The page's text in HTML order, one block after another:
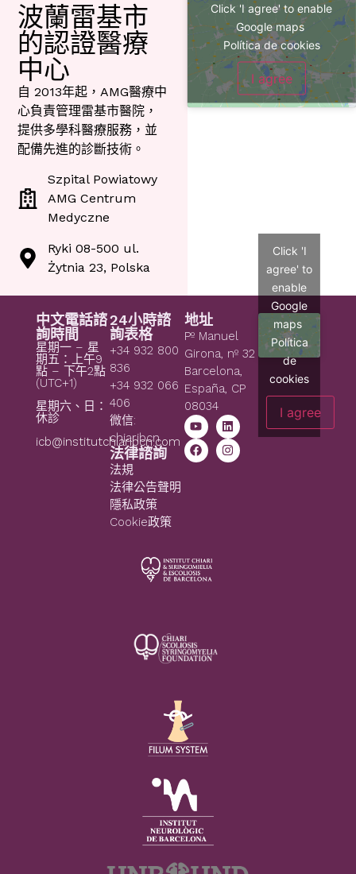
波蘭雷基市
的認證醫療
中心
自 2013年起，AMG醫療中
心負責管理雷基市醫院，
提供多學科醫療服務，並
配備先進的診斷技術。
Szpital Powiatowy
AMG Centrum
Medyczne
Ryki 08-500 ul.
Żytnia 23, Polska
Click 'I agree' to enable
Google maps
Política de cookies
I agree
中文電話諮
詢時間
星期一 – 星
期五：上午9
點 – 下午2點
(UTC+1)
星期六、日：
休診
icb@institutchiaribcn.com
24小時諮
詢表格
+34 932 800
836
+34 932 066
406
微信:
chiaribcn
法律諮詢
法規
法律公告聲明
隱私政策
Cookie政策
地址
Pº Manuel
Girona, nº 32
Barcelona,
España, CP
08034
Click 'I
agree' to
enable
Google
maps
Política
de
cookies
I agree